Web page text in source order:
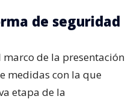
de seguridad
marco de la presentación
medidas con la que
etapa de la